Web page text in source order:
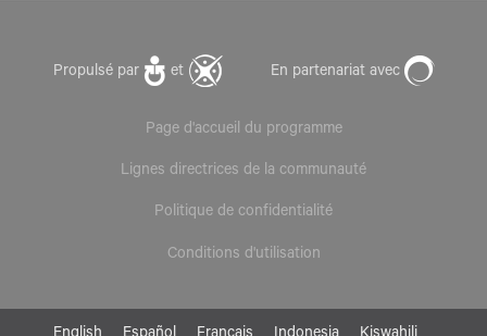
Propulsé par et En partenariat avec
Page d'accueil du programme
Lignes directrices de la communauté
Politique de confidentialité
Conditions d'utilisation